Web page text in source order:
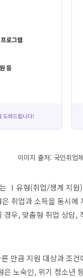
이미지 출처: 국민취업
Ⅰ유형(취업/생계 지
취업과 소득을 동시에
우, 맞춤형 취업 상담,
만큼 지원 대상과 조
노숙인, 위기 청소년